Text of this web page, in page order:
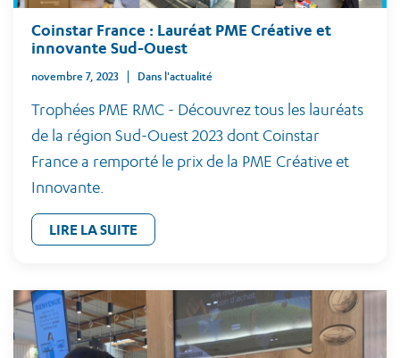
Coinstar France : Lauréat PME Créative et
innovante Sud-Ouest
novembre 7, 2023 Dans l'actualité
Trophées PME RMC - Découvrez tous les lauréats
de la région Sud-Ouest 2023 dont Coinstar
France a remporté le prix de la PME Créative et
Innovante.
LIRE LA SUITE